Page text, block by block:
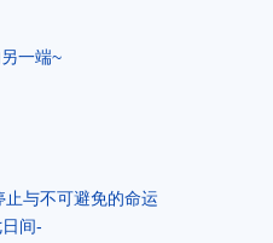
一端~
与不可避免的命运
间-